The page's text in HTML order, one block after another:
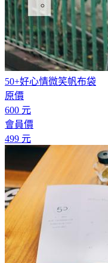
50+好心情微笑帆布袋
原價
600
會員價
499